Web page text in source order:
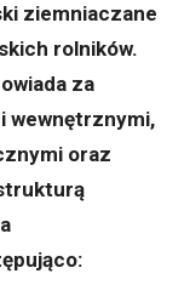
ziemniaczane
rolników.
za
wewnętrznymi,
oraz